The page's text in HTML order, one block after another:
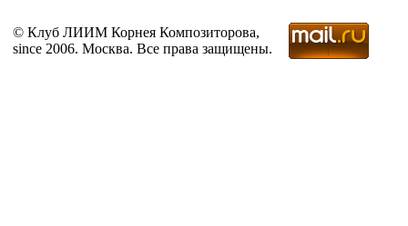
© Клуб ЛИИМ Корнея Композиторова,
since 2006. Москва. Все права защищены.